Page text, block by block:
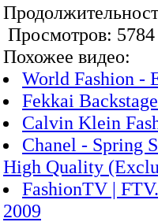
Просмотров: 5784
Похожее видео:
World Fashion -
Fekkai
Calvin Klein
Chanel - Spring
High Quality
FashionTV |
2009